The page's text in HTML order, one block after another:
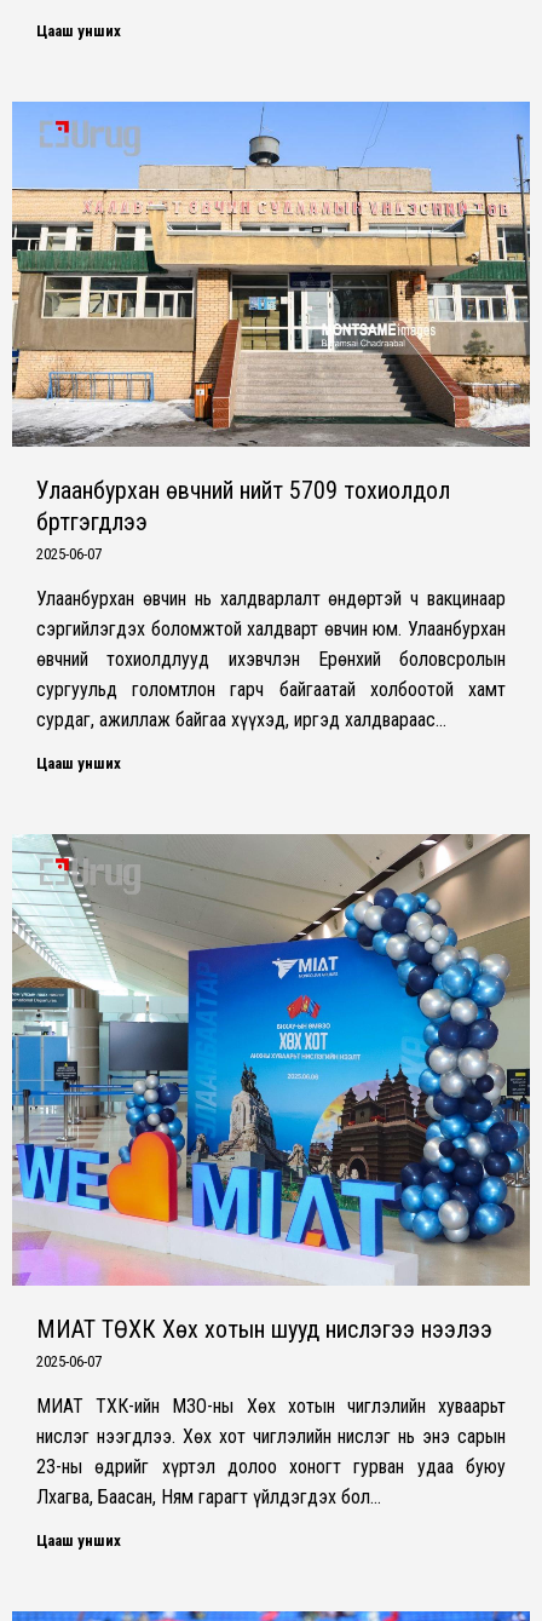
Цааш унших
Улаанбурхан өвчний нийт 5709 тохиолдол
бүртгэгдлээ
2025-06-07
Улаанбурхан өвчин нь халдварлалт өндөртэй ч вакцинаар
сэргийлэгдэх боломжтой халдварт өвчин юм. Улаанбурхан
өвчний тохиолдлууд ихэвчлэн Ерөнхий боловсролын
сургуульд голомтлон гарч байгаатай холбоотой хамт
сурдаг, ажиллаж байгаа хүүхэд, иргэд халдвараас…
Цааш унших
МИАТ ТӨХК Хөх хотын шууд нислэгээ нээлээ
2025-06-07
МИАТ ТӨХК-ийн ӨМӨЗО-ны Хөх хотын чиглэлийн хуваарьт
нислэг нээгдлээ. Хөх хот чиглэлийн нислэг нь энэ сарын
23-ны өдрийг хүртэл долоо хоногт гурван удаа буюу
Лхагва, Баасан, Ням гарагт үйлдэгдэх бол…
Цааш унших